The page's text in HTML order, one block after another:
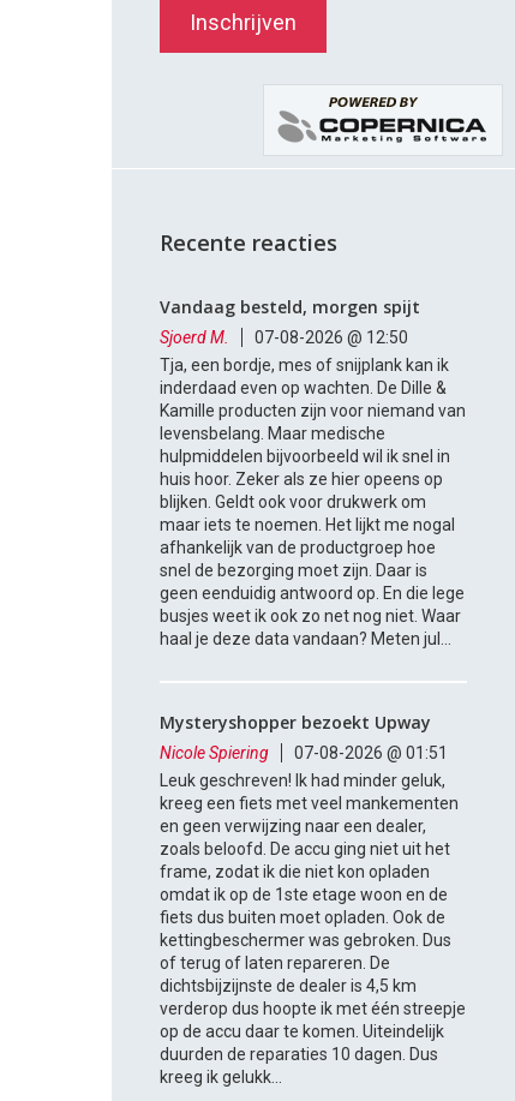
Inschrijven
Recente reacties
Vandaag besteld, morgen spijt
Sjoerd M.
07-08-2026 @ 12:50
Tja, een bordje, mes of snijplank kan ik
inderdaad even op wachten. De Dille &
Kamille producten zijn voor niemand van
levensbelang. Maar medische
hulpmiddelen bijvoorbeeld wil ik snel in
huis hoor. Zeker als ze hier opeens op
blijken. Geldt ook voor drukwerk om
maar iets te noemen. Het lijkt me nogal
afhankelijk van de productgroep hoe
snel de bezorging moet zijn. Daar is
geen eenduidig antwoord op. En die lege
busjes weet ik ook zo net nog niet. Waar
haal je deze data vandaan? Meten jul...
Mysteryshopper bezoekt Upway
Nicole Spiering
07-08-2026 @ 01:51
Leuk geschreven! Ik had minder geluk,
kreeg een fiets met veel mankementen
en geen verwijzing naar een dealer,
zoals beloofd. De accu ging niet uit het
frame, zodat ik die niet kon opladen
omdat ik op de 1ste etage woon en de
fiets dus buiten moet opladen. Ook de
kettingbeschermer was gebroken. Dus
of terug of laten repareren. De
dichtsbijzijnste de dealer is 4,5 km
verderop dus hoopte ik met één streepje
op de accu daar te komen. Uiteindelijk
duurden de reparaties 10 dagen. Dus
kreeg ik gelukk...